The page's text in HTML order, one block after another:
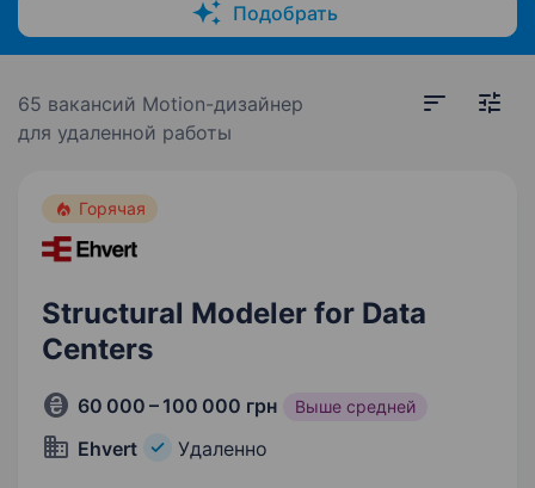
Подобрать
65 вакансий Motion-дизайнер
для удаленной работы
Горячая
Structural Modeler for Data
Centers
60 000 – 100 000 грн Выше средней
Ehvert Удаленно